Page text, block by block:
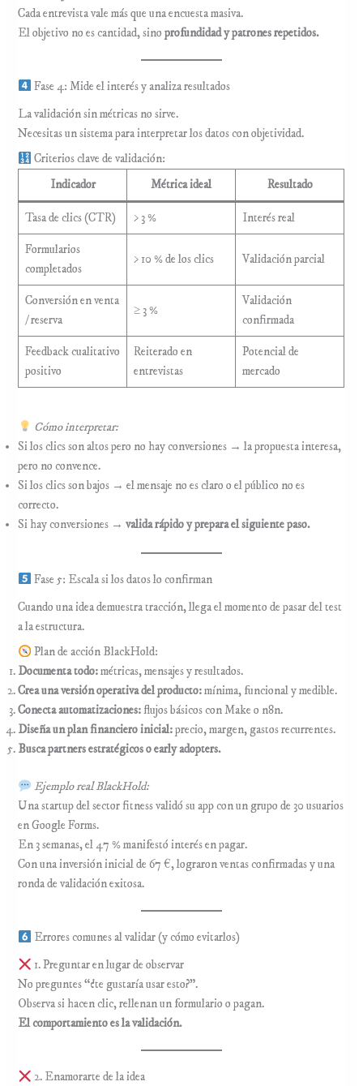
Cada entrevista vale más que una encuesta masiva.
El objetivo no es cantidad, sinoprofundidad y patrones repetidos.
Fase 4: Mide el interés y analiza resultados
La validación sin métricas no sirve.
Necesitas un sistema para interpretar los datos con objetividad.
Criterios clave de validación:
Indicador
Métrica ideal Resultado
Tasa de clics (CTR) > 3 % Interés real
Formularios
completados
> 10 % de los clics Validación parcial
Conversión en venta
/ reserva
≥ 3 %
Validación
confirmada
Feedback cualitativo
positivo
Reiterado en
entrevistas
Potencial de
mercado
Cómo interpretar:
Si los clics son altos pero no hay conversiones → la propuesta interesa,
pero no convence.
Si los clics son bajos → el mensaje no es claro o el público no es
correcto.
Si hay conversiones →valida rápido y prepara el siguiente paso.
Fase 5: Escala si los datos lo confirman
Cuando una idea demuestra tracción, llega el momento de pasar del test
a la estructura.
Plan de acción BlackHold:
Documenta todo:métricas, mensajes y resultados.
Crea una versión operativa del producto:mínima, funcional y medible.
Conecta automatizaciones:flujos básicos con Make o n8n.
Diseña un plan financiero inicial:precio, margen, gastos recurrentes.
Busca partners estratégicos o early adopters.
Ejemplo real BlackHold:
Una startup del sector fitness validó su app con un grupo de 30 usuarios
en Google Forms.
En 3 semanas, el 47 % manifestó interés en pagar.
Con una inversión inicial de 67 €, lograron ventas confirmadas y una
ronda de validación exitosa.
Errores comunes al validar (y cómo evitarlos)
1. Preguntar en lugar de observar
No preguntes “¿te gustaría usar esto?”.
Observa si hacen clic, rellenan un formulario o pagan.
El comportamiento es la validación.
2. Enamorarte de la idea